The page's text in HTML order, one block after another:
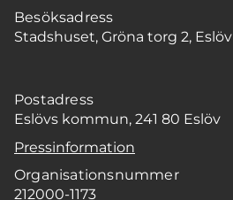
Besöksadress
Stadshuset, Gröna torg 2, Eslöv
Postadress
Eslövs kommun, 241 80 Eslöv
Pressinformation
Organisationsnummer
212000-1173